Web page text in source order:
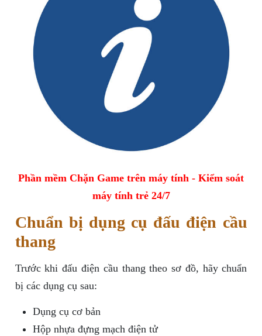
Phần mềm Chặn Game trên máy tính - Kiểm soát
máy tính trẻ 24/7
Chuẩn bị dụng cụ đấu điện cầu
thang
Trước khi đấu điện cầu thang theo sơ đồ, hãy chuẩn
bị các dụng cụ sau:
Dụng cụ cơ bản
Hộp nhựa đựng mạch điện tử